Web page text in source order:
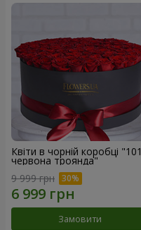
Квіти в чорній коробці "101
червона троянда"
9 999 грн
Замовити